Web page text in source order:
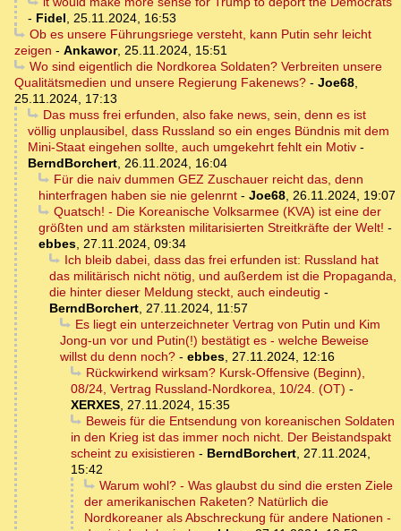
- Fidel, 25.11.2024, 16:53
Ob es unsere Führungsriege versteht, kann Putin sehr leicht
zeigen - Ankawor, 25.11.2024, 15:51
Wo sind eigentlich die Nordkorea Soldaten? Verbreiten unsere
Qualitätsmedien und unsere Regierung Fakenews? - Joe68,
25.11.2024, 17:13
Das muss frei erfunden, also fake news, sein, denn es ist
völlig unplausibel, dass Russland so ein enges Bündnis mit dem
Mini-Staat eingehen sollte, auch umgekehrt fehlt ein Motiv -
BerndBorchert, 26.11.2024, 16:04
Für die naiv dummen GEZ Zuschauer reicht das, denn
hinterfragen haben sie nie gelenrnt - Joe68, 26.11.2024, 19:07
Quatsch! - Die Koreanische Volksarmee (KVA) ist eine der
größten und am stärksten militarisierten Streitkräfte der Welt! -
ebbes, 27.11.2024, 09:34
Ich bleib dabei, dass das frei erfunden ist: Russland hat
das militärisch nicht nötig, und außerdem ist die Propaganda,
die hinter dieser Meldung steckt, auch eindeutig -
BerndBorchert, 27.11.2024, 11:57
Es liegt ein unterzeichneter Vertrag von Putin und Kim
Jong-un vor und Putin(!) bestätigt es - welche Beweise
willst du denn noch? - ebbes, 27.11.2024, 12:16
Rückwirkend wirksam? Kursk-Offensive (Beginn),
08/24, Vertrag Russland-Nordkorea, 10/24. (OT) -
XERXES, 27.11.2024, 15:35
Beweis für die Entsendung von koreanischen Soldaten
in den Krieg ist das immer noch nicht. Der Beistandspakt
scheint zu exisistieren - BerndBorchert, 27.11.2024,
15:42
Warum wohl? - Was glaubst du sind die ersten Ziele
der amerikanischen Raketen? Natürlich die
Nordkoreaner als Abschreckung für andere Nationen -